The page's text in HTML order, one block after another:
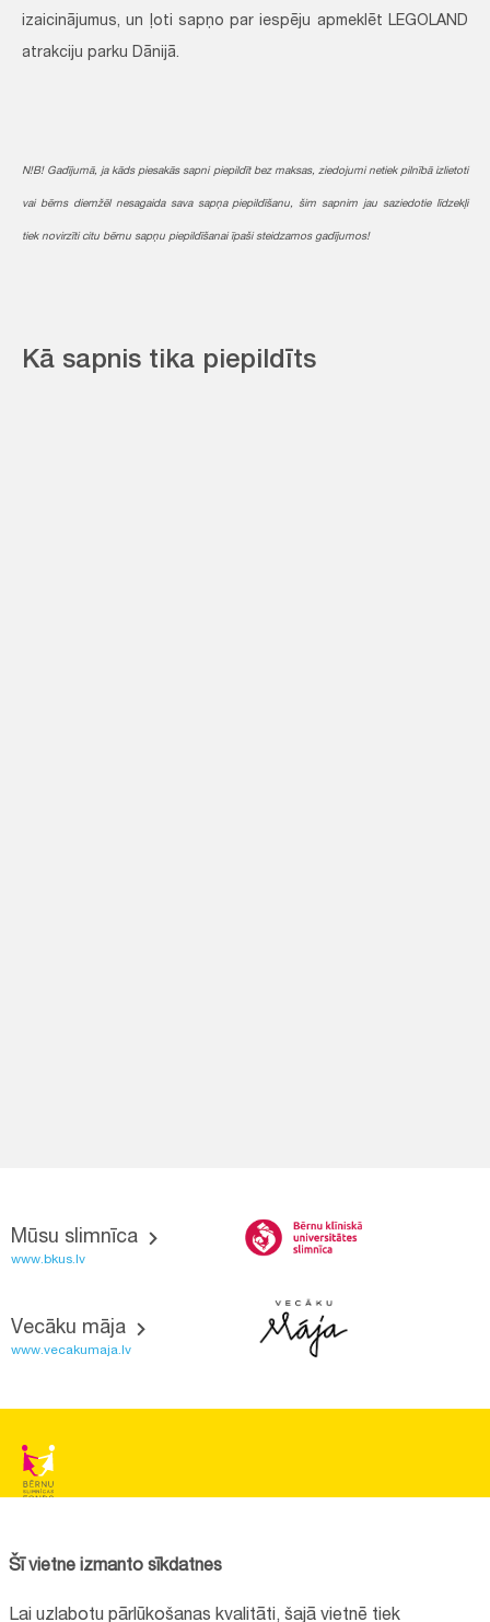
izaicinājumus, un ļoti sapņo par iespēju apmeklēt LEGOLAND
atrakciju parku Dānijā.
N!B! Gadījumā, ja kāds piesakās sapni piepildīt bez maksas, ziedojumi netiek pilnībā izlietoti
vai bērns diemžēl nesagaida sava sapņa piepildīšanu, šim sapnim jau saziedotie līdzekļi
tiek novirzīti citu bērnu sapņu piepildīšanai īpaši steidzamos gadījumos!
Kā sapnis tika piepildīts
Mūsu slimnīca
www.bkus.lv
Vecāku māja
www.vecakumaja.lv
Reģistrācijas nr.:40008057120
Šī vietne izmanto sīkdatnes
Lai uzlabotu pārlūkošanas kvalitāti, šajā vietnē tiek